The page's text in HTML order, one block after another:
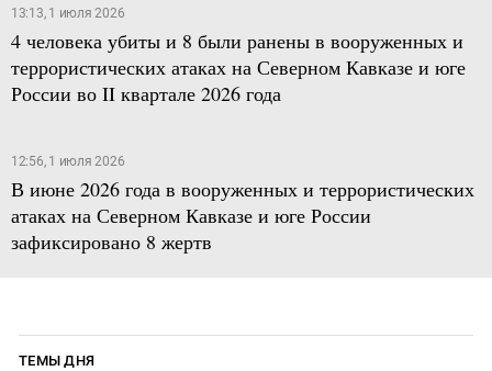
13:13, 1 июля 2026
4 человека убиты и 8 были ранены в вооруженных и
террористических атаках на Северном Кавказе и юге
России во II квартале 2026 года
12:56, 1 июля 2026
В июне 2026 года в вооруженных и террористических
атаках на Северном Кавказе и юге России
зафиксировано 8 жертв
ТЕМЫ ДНЯ